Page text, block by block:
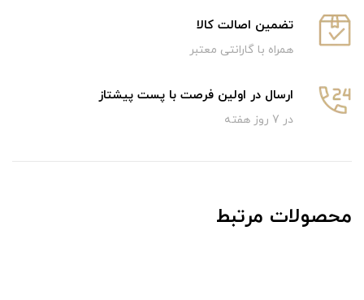
تضمین اصالت کالا
همراه با گارانتی معتبر
ارسال در اولین فرصت با پست پیشتاز
در 7 روز هفته
محصولات مرتبط